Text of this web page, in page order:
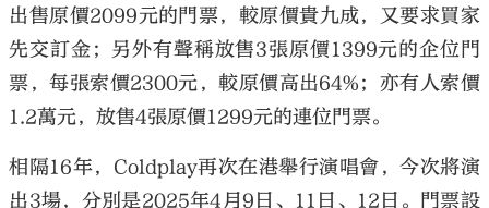
出售原價2099元的門票，較原價貴九成，又要求買家
先交訂金；另外有聲稱放售3張原價1399元的企位門
票，每張索價2300元，較原價高出64%；亦有人索價
1.2萬元，放售4張原價1299元的連位門票。
相隔16年，Coldplay再次在港舉行演唱會，今次將演
出3場，分別是2025年4月9日、11日、12日。門票設